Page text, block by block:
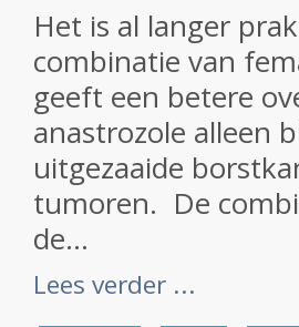
Het is al langer
combinatie van
geeft een betere
anastrozole alleen
uitgezaaide
tumoren. De
de...
Lees verder ...